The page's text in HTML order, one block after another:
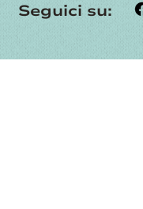
Seguici su: